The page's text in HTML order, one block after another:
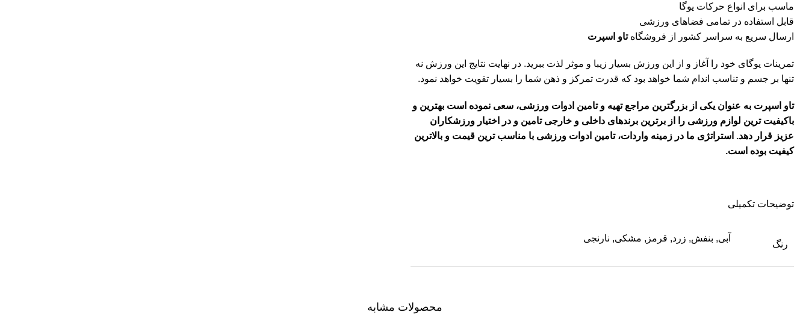
ماسب برای انواع حرکات یوگا
قابل استفاده در تمامی فضاهای ورزشی
ارسال سریع به سراسر کشور از فروشگاهتاو اسپرت
تمرینات یوگای خود را آغاز و از این ورزش بسیار زیبا و موثر لذت ببرید. در نهایت نتایج این ورزش نه
تنها بر جسم و تناسب اندام شما خواهد بود که قدرت تمرکز و ذهن شما را بسیار تقویت خواهد نمود.
تاو اسپرت به عنوان یکی از بزرگترین مراجع تهیه و تامین ادوات ورزشی، سعی نموده است بهترین و
باکیفیت ترین لوازم ورزشی را از برترین برندهای داخلی و خارجی تامین و در اختیار ورزشکاران
عزیز قرار دهد. استراتژی ما در زمینه واردات، تامین ادوات ورزشی با مناسب ترین قیمت و بالاترین
کیفیت بوده است.
توضیحات تکمیلی
رنگ
آبی, بنفش, زرد, قرمز , مشکی, نارنجی
محصولات مشابه